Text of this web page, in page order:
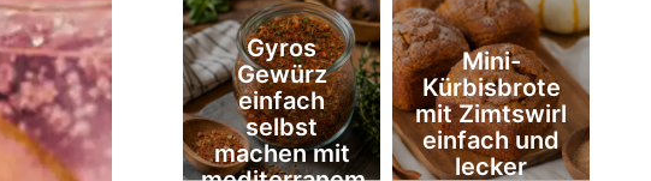
Gyros
Gewürz
einfach
selbst
machen mit
Mini-
Kürbisbrote
mit Zimtswirl
einfach und
lecker